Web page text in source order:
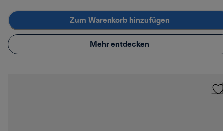
Zum Warenkorb hinzufügen
Mehr entdecken